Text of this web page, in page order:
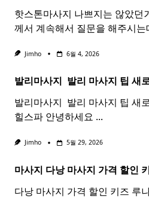
핫스톤마사지 나쁘지는 않았던
께서 계속해서 질문을 해주시는
Jimho 6월 4, 2026
발리마사지 ​ 발리 마사지 팁 새
발리마사지 ​ 발리 마사지 팁 새
힐스파 안녕하세요 ...
Jimho 5월 29, 2026
마사지 다낭마사지 가격 할인
다낭 마사지 가격 할인 키즈 루